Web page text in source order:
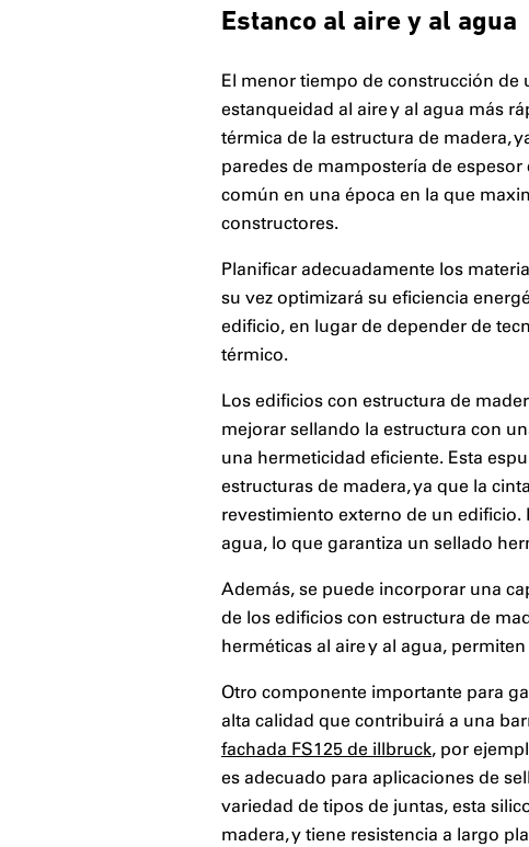
Estanco al aire y al agua
El menor tiempo de construcción de
estanqueidad al aire y al agua más
térmica de la estructura de madera,
paredes de mampostería de
común en una época en la que
constructores.
Planificar adecuadamente los
su vez optimizará su eficiencia
edificio, en lugar de depender de
térmico.
Los edificios con estructura de
mejorar sellando la estructura con
una hermeticidad eficiente. Esta
estructuras de madera, ya que la
revestimiento externo de un edificio.
agua, lo que garantiza un sellado
Además, se puede incorporar una
de los edificios con estructura de
herméticas al aire y al agua,
Otro componente importante para
alta calidad que contribuirá a una
fachada FS125 de illbruck, por
es adecuado para aplicaciones de
variedad de tipos de juntas, esta
madera, y tiene resistencia a largo